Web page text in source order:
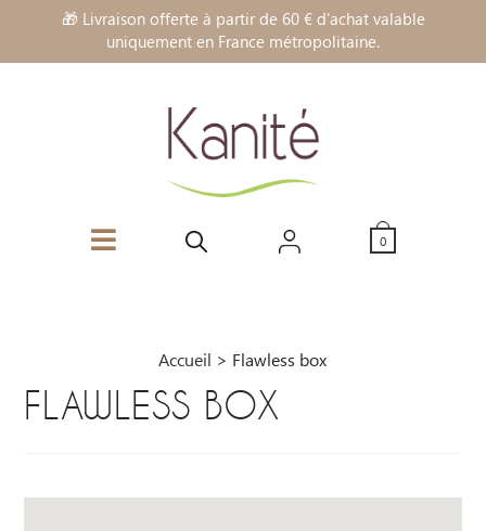
🎁 Livraison offerte à partir de 60 € d'achat valable
uniquement en France métropolitaine.
0
Accueil > Flawless box
FLAWLESS BOX